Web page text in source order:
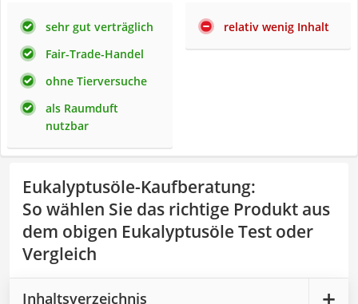
sehr gut verträglich
Fair-Trade-Handel
ohne Tierversuche
als Raumduft
nutzbar
relativ wenig Inhalt
Eukalyptusöle-Kaufberatung:
So wählen Sie das richtige Produkt aus
dem obigen Eukalyptusöle Test oder
Vergleich
Inhaltsverzeichnis